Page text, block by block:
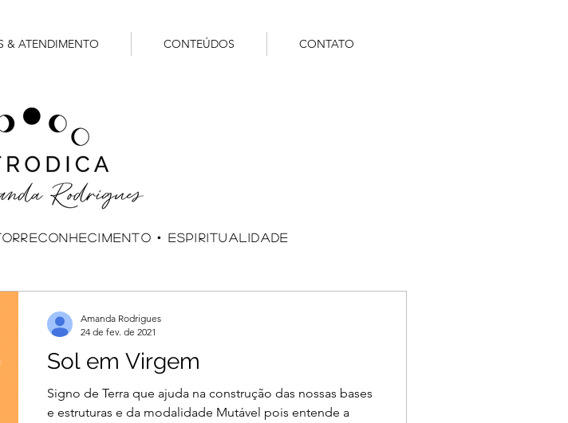
& ATENDIMENTO CONTEÚDOS CONTATO
• ESPIRITUALIDADE
Sol em Virgem
Signo de Terra que ajuda na construção das nossas bases
e estruturas e da modalidade Mutável pois entende a
Amanda Rodrigues
24 de fev. de 2021